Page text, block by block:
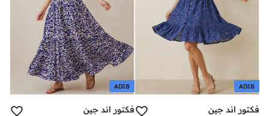
ADIB
فكتور اند جين
ADIB
فكتور اند جين